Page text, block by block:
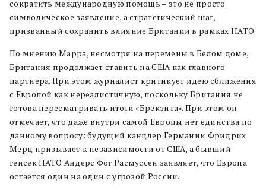
сократить международную помощь – это не просто
символическое заявление, а стратегический шаг,
призванный сохранить влияние Британии в рамках НАТО.
По мнению Марра, несмотря на перемены в Белом доме,
Британия продолжает ставить на США как главного
партнера. При этом журналист критикует идею сближения
с Европой как нереалистичную, поскольку Британия не
готова пересматривать итоги «Брекзита». При этом он
отмечает, что даже внутри самой Европы нет единства по
данному вопросу: будущий канцлер Германии Фридрих
Мерц призывает к независимости от США, а бывший
генсек НАТО Андерс Фог Расмуссен заявляет, что Европа
остается один на один с угрозой России.